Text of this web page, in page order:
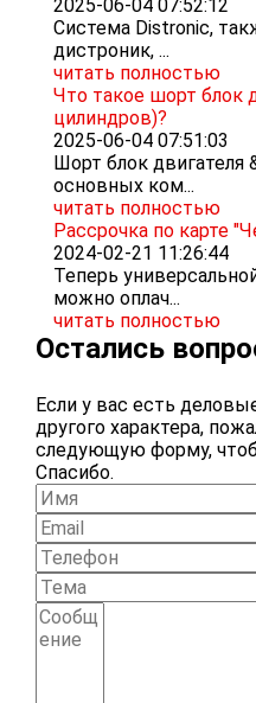
2025-06-04 07:52:12
Система Distronic,
дистроник, ...
читать полностью
Что такое шорт блок
цилиндров)?
2025-06-04 07:51:03
Шорт блок двигателя
основных ком...
читать полностью
Рассрочка по карте
2024-02-21 11:26:44
Теперь
можно оплач...
читать полностью
Остались
Если у вас есть
другого характера,
следующую форму,
Спасибо.